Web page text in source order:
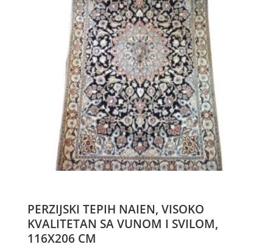
PERZIJSKI TEPIH NAIEN, VISOKO
KVALITETAN SA VUNOM I SVILOM,
116X206 CM